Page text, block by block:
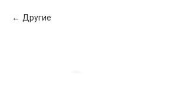
Другие